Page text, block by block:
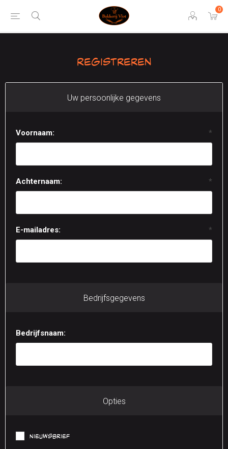
0
Registreren
Uw persoonlijke gegevens
Voornaam: *
Achternaam: *
E-mailadres: *
Bedrijfsgegevens
Bedrijfsnaam:
Opties
Nieuwsbrief